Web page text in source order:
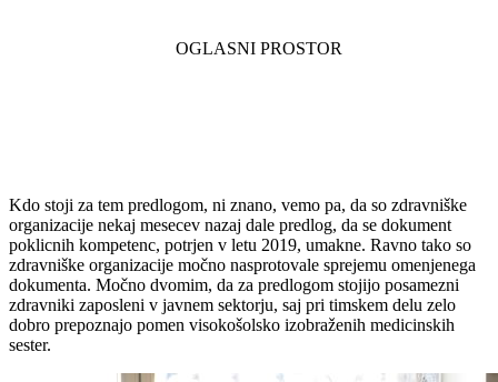
Kdo stoji za tem predlogom, ni znano, vemo pa, da so zdravniške
organizacije nekaj mesecev nazaj dale predlog, da se dokument
poklicnih kompetenc, potrjen v letu 2019, umakne. Ravno tako so
zdravniške organizacije močno nasprotovale sprejemu omenjenega
dokumenta. Močno dvomim, da za predlogom stojijo posamezni
zdravniki zaposleni v javnem sektorju, saj pri timskem delu zelo
dobro prepoznajo pomen visokošolsko izobraženih medicinskih
sester.